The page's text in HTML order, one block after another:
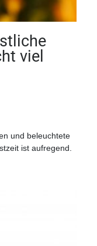
viel
und beleuchtete
ist aufregend.